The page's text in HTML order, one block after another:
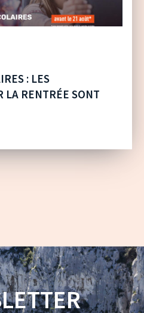
: LES
LA RENTRÉE SONT